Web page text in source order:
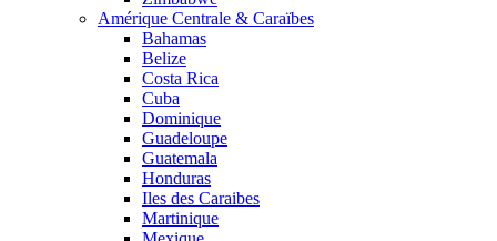
Amérique Centrale & Caraïbes
Bahamas
Belize
Costa Rica
Cuba
Dominique
Guadeloupe
Guatemala
Honduras
Iles des Caraibes
Martinique